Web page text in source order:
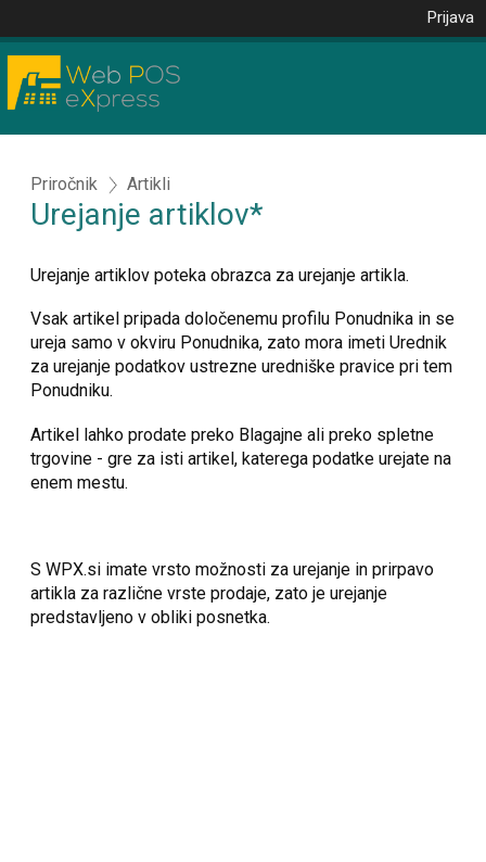
Prijava
Priročnik Artikli
Urejanje artiklov*
Urejanje artiklov poteka obrazca za urejanje artikla.
Vsak artikel pripada določenemu profilu Ponudnika in se
ureja samo v okviru Ponudnika, zato mora imeti Urednik
za urejanje podatkov ustrezne uredniške pravice pri tem
Ponudniku.
Artikel lahko prodate preko Blagajne ali preko spletne
trgovine - gre za isti artikel, katerega podatke urejate na
enem mestu.
S WPX.si imate vrsto možnosti za urejanje in prirpavo
artikla za različne vrste prodaje, zato je urejanje
predstavljeno v obliki posnetka.